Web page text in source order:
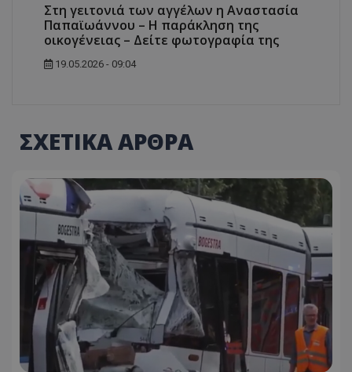
Στη γειτονιά των αγγέλων η Αναστασία
Παπαϊωάννου – Η παράκληση της
οικογένειας – Δείτε φωτογραφία της
19.05.2026 - 09:04
ΣΧΕΤΙΚΑ ΑΡΘΡΑ